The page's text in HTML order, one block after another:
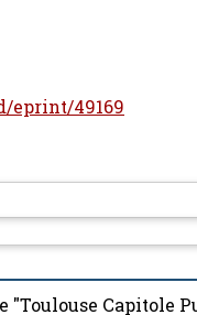
eprint/49169
Capitole